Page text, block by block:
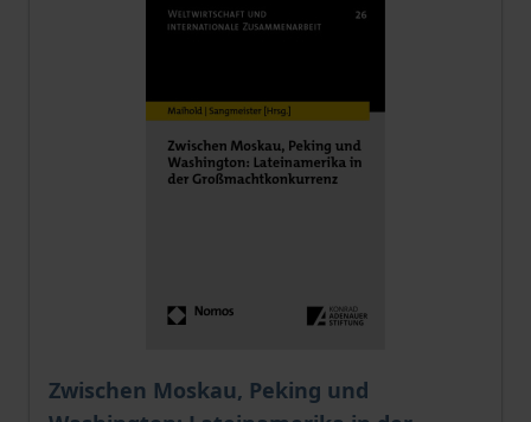
Zwischen Moskau, Peking und
The price depends on the options chosen on the